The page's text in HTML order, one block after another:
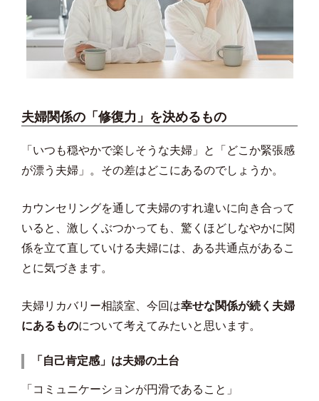
夫婦関係の「修復力」を決めるもの
「いつも穏やかで楽しそうな夫婦」と「どこか緊張感
が漂う夫婦」。その差はどこにあるのでしょうか。
カウンセリングを通して夫婦のすれ違いに向き合って
いると、激しくぶつかっても、驚くほどしなやかに関
係を立て直していける夫婦には、ある共通点があるこ
とに気づきます。
夫婦リカバリー相談室、今回は幸せな関係が続く夫婦
にあるものについて考えてみたいと思います。
「自己肯定感」は夫婦の土台
「コミュニケーションが円滑であること」